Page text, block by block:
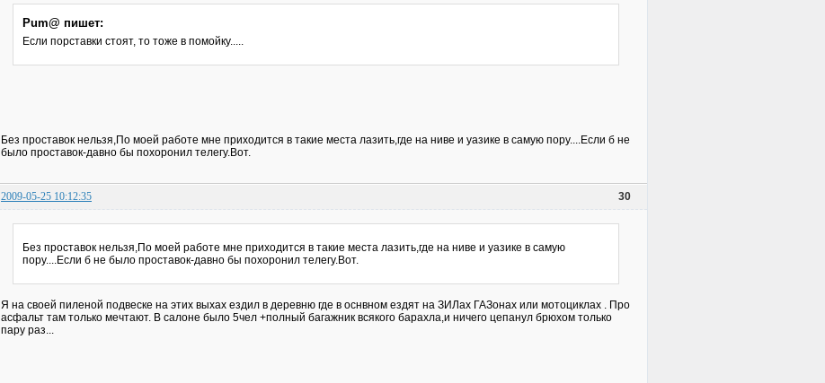
Pum@ пишет:
Если порставки стоят, то тоже в помойку.....
Без проставок нельзя,По моей работе мне приходится в такие места лазить,где на ниве и уазике в самую пору....Если б не
было проставок-давно бы похоронил телегу.Вот.
30
2009-05-25 10:12:35
Без проставок нельзя,По моей работе мне приходится в такие места лазить,где на ниве и уазике в самую
пору....Если б не было проставок-давно бы похоронил телегу.Вот.
Я на своей пиленой подвеске на этих выхах ездил в деревню где в оснвном ездят на ЗИЛах ГАЗонах или мотоциклах . Про
асфальт там только мечтают. В салоне было 5чел +полный багажник всякого барахла,и ничего цепанул брюхом только
пару раз...